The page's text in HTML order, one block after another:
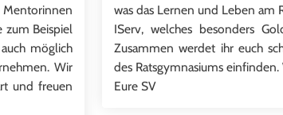
Beispiel
möglich
Wir
und freuen
was das Lernen und Leben am
IServ, welches besonders
Zusammen werdet ihr euch
des Ratsgymnasiums
Eure SV